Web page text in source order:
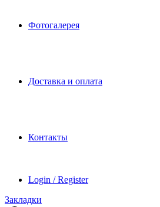
Фотогалерея
Доставка и оплата
Контакты
Login / Register
Закладки